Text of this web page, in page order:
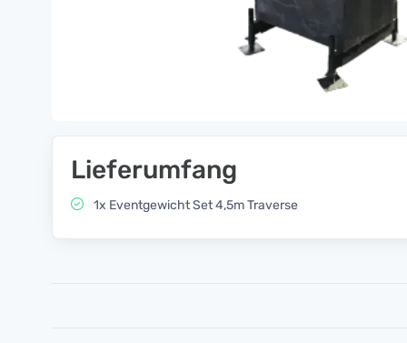
Lieferumfang
1x Eventgewicht Set 4,5m Traverse